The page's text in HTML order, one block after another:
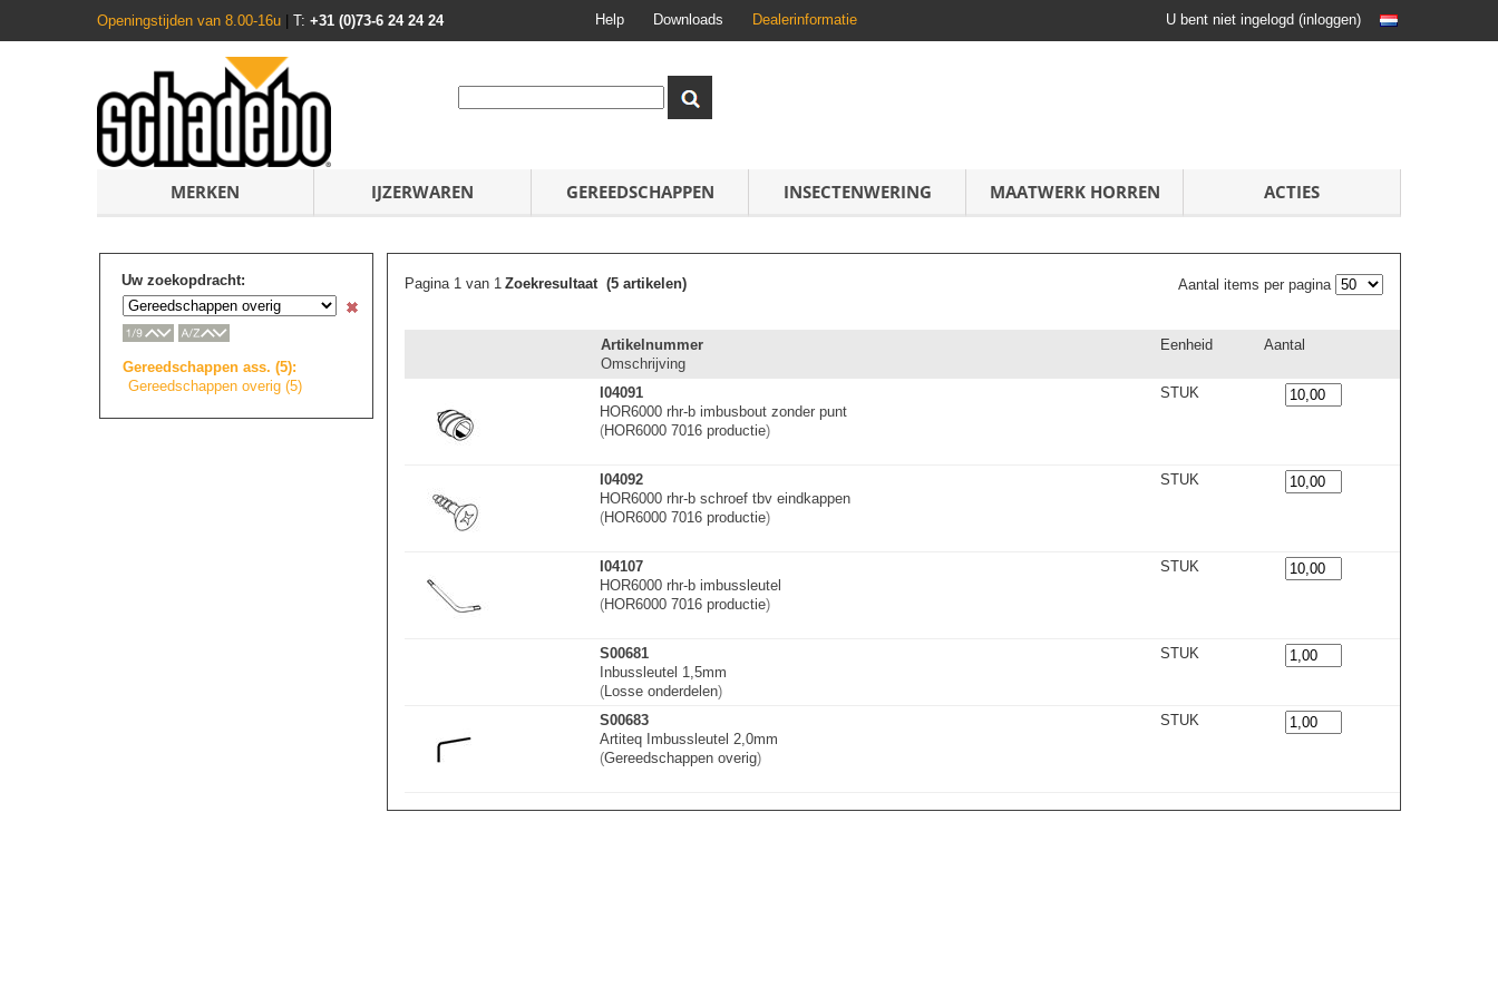
Openingstijden van 8.00-16u T: +31 (0)73-6 24 24 24 Help Downloads Dealerinformatie U bent niet ingelogd (inloggen)
MERKEN IJZERWAREN GEREEDSCHAPPEN INSECTENWERING MAATWERK HORREN ACTIES
Uw zoekopdracht:
Gereedschappen ass. (5):
Gereedschappen overig (5)
Pagina 1 van 1 Aantal items per pagina
Zoekresultaat (5 artikelen)
Artikelnummer
Omschrijving
Eenheid Aantal
I04091
HOR6000 rhr-b imbusbout zonder punt
(HOR6000 7016 productie)
STUK
I04092
HOR6000 rhr-b schroef tbv eindkappen
(HOR6000 7016 productie)
STUK
I04107
HOR6000 rhr-b imbussleutel
(HOR6000 7016 productie)
STUK
S00681
Inbussleutel 1,5mm
(Losse onderdelen)
STUK
S00683
Artiteq Imbussleutel 2,0mm
(Gereedschappen overig)
STUK